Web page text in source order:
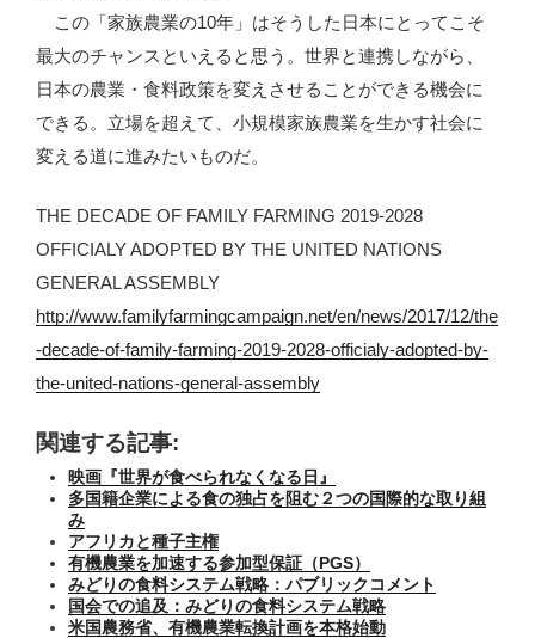
この「家族農業の10年」はそうした日本にとってこそ
最大のチャンスといえると思う。世界と連携しながら、
日本の農業・食料政策を変えさせることができる機会に
できる。立場を超えて、小規模家族農業を生かす社会に
変える道に進みたいものだ。
THE DECADE OF FAMILY FARMING 2019-2028
OFFICIALY ADOPTED BY THE UNITED NATIONS
GENERAL ASSEMBLY
http://www.familyfarmingcampaign.net/en/news/2017/12/the
-decade-of-family-farming-2019-2028-officialy-adopted-by-
the-united-nations-general-assembly
関連する記事:
映画『世界が食べられなくなる日』
多国籍企業による食の独占を阻む２つの国際的な取り組
み
アフリカと種子主権
有機農業を加速する参加型保証（PGS）
みどりの食料システム戦略：パブリックコメント
国会での追及：みどりの食料システム戦略
米国農務省、有機農業転換計画を本格始動